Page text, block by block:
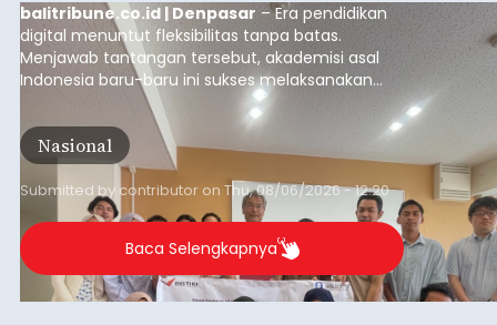
balitribune.co.id | Denpasar – Era pendidikan
digital menuntut fleksibilitas tanpa batas.
Menjawab tantangan tersebut, akademisi asal
Indonesia baru-baru ini sukses melaksanakan
program Pengabdian Kepada Masyarakat (PKM)
skala internasional di Distributed Systems
Laboratory, Okayama University, Jepang.
Nasional
Submitted by contributor on Thu, 08/06/2026 - 12:20
Baca Selengkapnya